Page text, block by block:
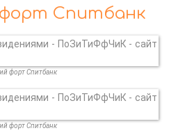
Спитбанк
форт Спитбанк
форт Спитбанк